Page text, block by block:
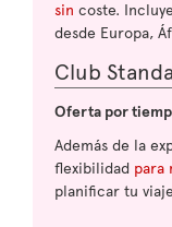
sin coste.
desde Europa,
Club
Oferta por
Además de la
flexibilidad para
planificar tu